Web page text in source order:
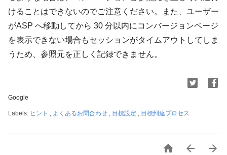
けることはできないのでご注意ください。また、ユーザー
がASP へ移動してから 30 分以内にコンバージョンページ
を表示できない場合もセッションがタイムアウトしてしま
うため、参照元を正しく記録できません。
Google
Labels: ヒント , よくあるお問合わせ , 目標設定 , 目標到達プロセス
  